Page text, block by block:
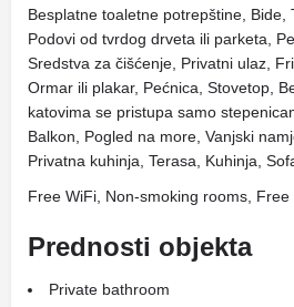
Besplatne toaletne potrepštine, Bide,
Podovi od tvrdog drveta ili parketa,
Sredstva za čišćenje, Privatni ulaz,
Ormar ili plakar, Pećnica, Stovetop,
katovima se pristupa samo
Balkon, Pogled na more, Vanjski
Privatna kuhinja, Terasa, Kuhinja,
Free WiFi, Non-smoking rooms, Free
Prednosti objekta
Private bathroom